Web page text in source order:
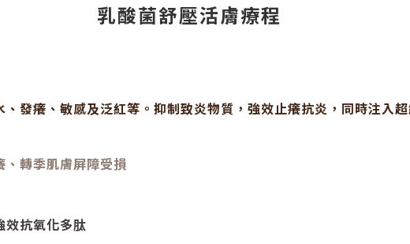
乳酸菌舒壓活膚療程
發癢、敏感及泛紅等。抑制致炎物質，強效止癢抗炎，同時注入
轉季肌膚屏障受損
效抗氧化多肽